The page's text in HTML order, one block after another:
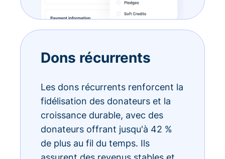
Dons récurrents
Les dons récurrents renforcent la
fidélisation des donateurs et la
croissance durable, avec des
donateurs offrant jusqu'à 42 %
de plus au fil du temps. Ils